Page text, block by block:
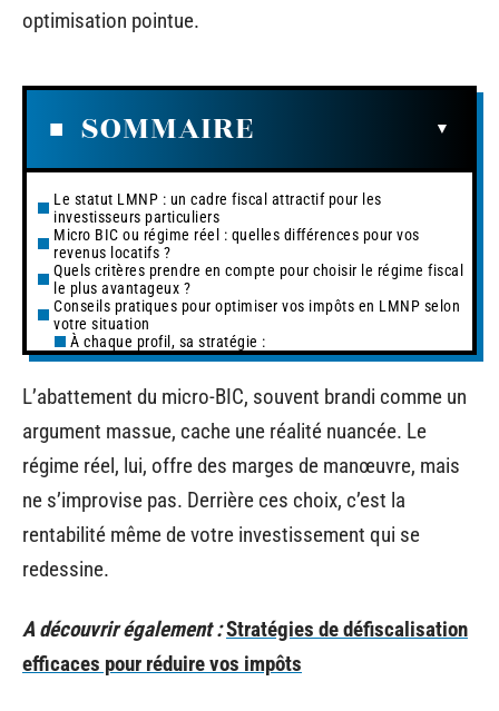
optimisation pointue.
SOMMAIRE
Le statut LMNP : un cadre fiscal attractif pour les
investisseurs particuliers
Micro BIC ou régime réel : quelles différences pour vos
revenus locatifs ?
Quels critères prendre en compte pour choisir le régime fiscal
le plus avantageux ?
Conseils pratiques pour optimiser vos impôts en LMNP selon
votre situation
À chaque profil, sa stratégie :
L’abattement du micro-BIC, souvent brandi comme un
argument massue, cache une réalité nuancée. Le
régime réel, lui, offre des marges de manœuvre, mais
ne s’improvise pas. Derrière ces choix, c’est la
rentabilité même de votre investissement qui se
redessine.
A découvrir également :Stratégies de défiscalisation
efficaces pour réduire vos impôts